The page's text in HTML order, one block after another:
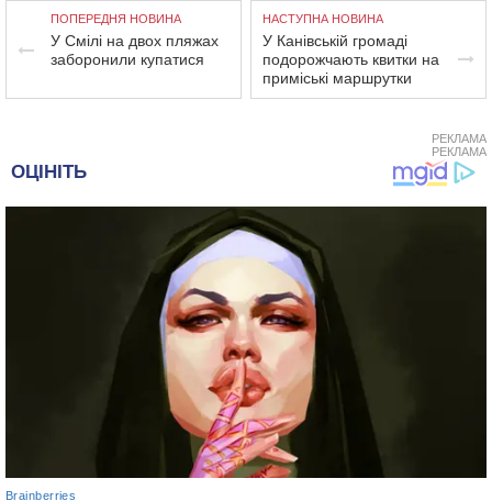
ПОПЕРЕДНЯ НОВИНА
У Смілі на двох пляжах
заборонили купатися
НАСТУПНА НОВИНА
У Канівській громаді
подорожчають квитки на
приміські маршрутки
РЕКЛАМА
РЕКЛАМА